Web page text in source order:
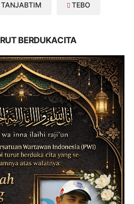
TANJABTIM TEBO
BERDUKACITA